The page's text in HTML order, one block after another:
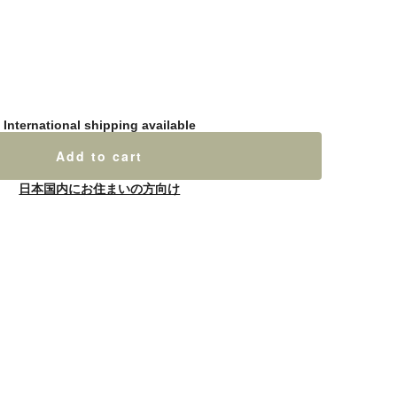
International shipping available
Add to cart
日本国内にお住まいの方向け